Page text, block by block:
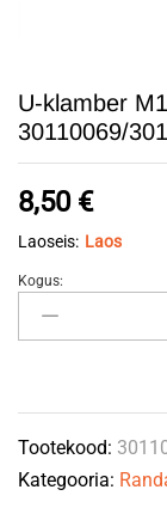
U-klamber
30110069/
8,50 €
Laoseis: Laos
U-
klamber
Rubin
30110069/
quantity
Kogus:
Tootekood:
Kategooria: